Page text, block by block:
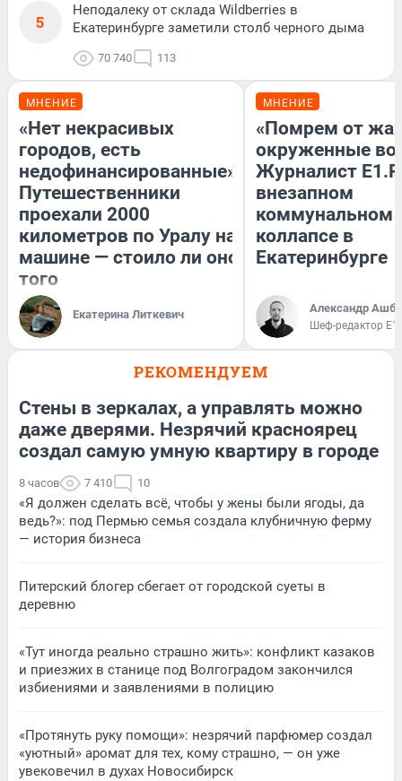
5
Неподалеку от склада Wildberries в
Екатеринбурге заметили столб черного дыма
70 740 113
МНЕНИЕ
«Нет некрасивых
городов, есть
недофинансированные».
Путешественники
проехали 2000
километров по Уралу на
машине — стоило ли оно
того
Екатерина Литкевич
МНЕНИЕ
«Помрем от
окруженные
Журналист
внезапном
коммунальном
коллапсе в
Екатеринбурге
Александр
Шеф-редактор
РЕКОМЕНДУЕМ
Стены в зеркалах, а управлять можно
даже дверями. Незрячий красноярец
создал самую умную квартиру в городе
8 часов 7 410 10
«Я должен сделать всё, чтобы у жены были ягоды, да
ведь?»: под Пермью семья создала клубничную ферму
— история бизнеса
Питерский блогер сбегает от городской суеты в
деревню
«Тут иногда реально страшно жить»: конфликт казаков
и приезжих в станице под Волгоградом закончился
избиениями и заявлениями в полицию
«Протянуть руку помощи»: незрячий парфюмер создал
«уютный» аромат для тех, кому страшно, — он уже
увековечил в духах Новосибирск